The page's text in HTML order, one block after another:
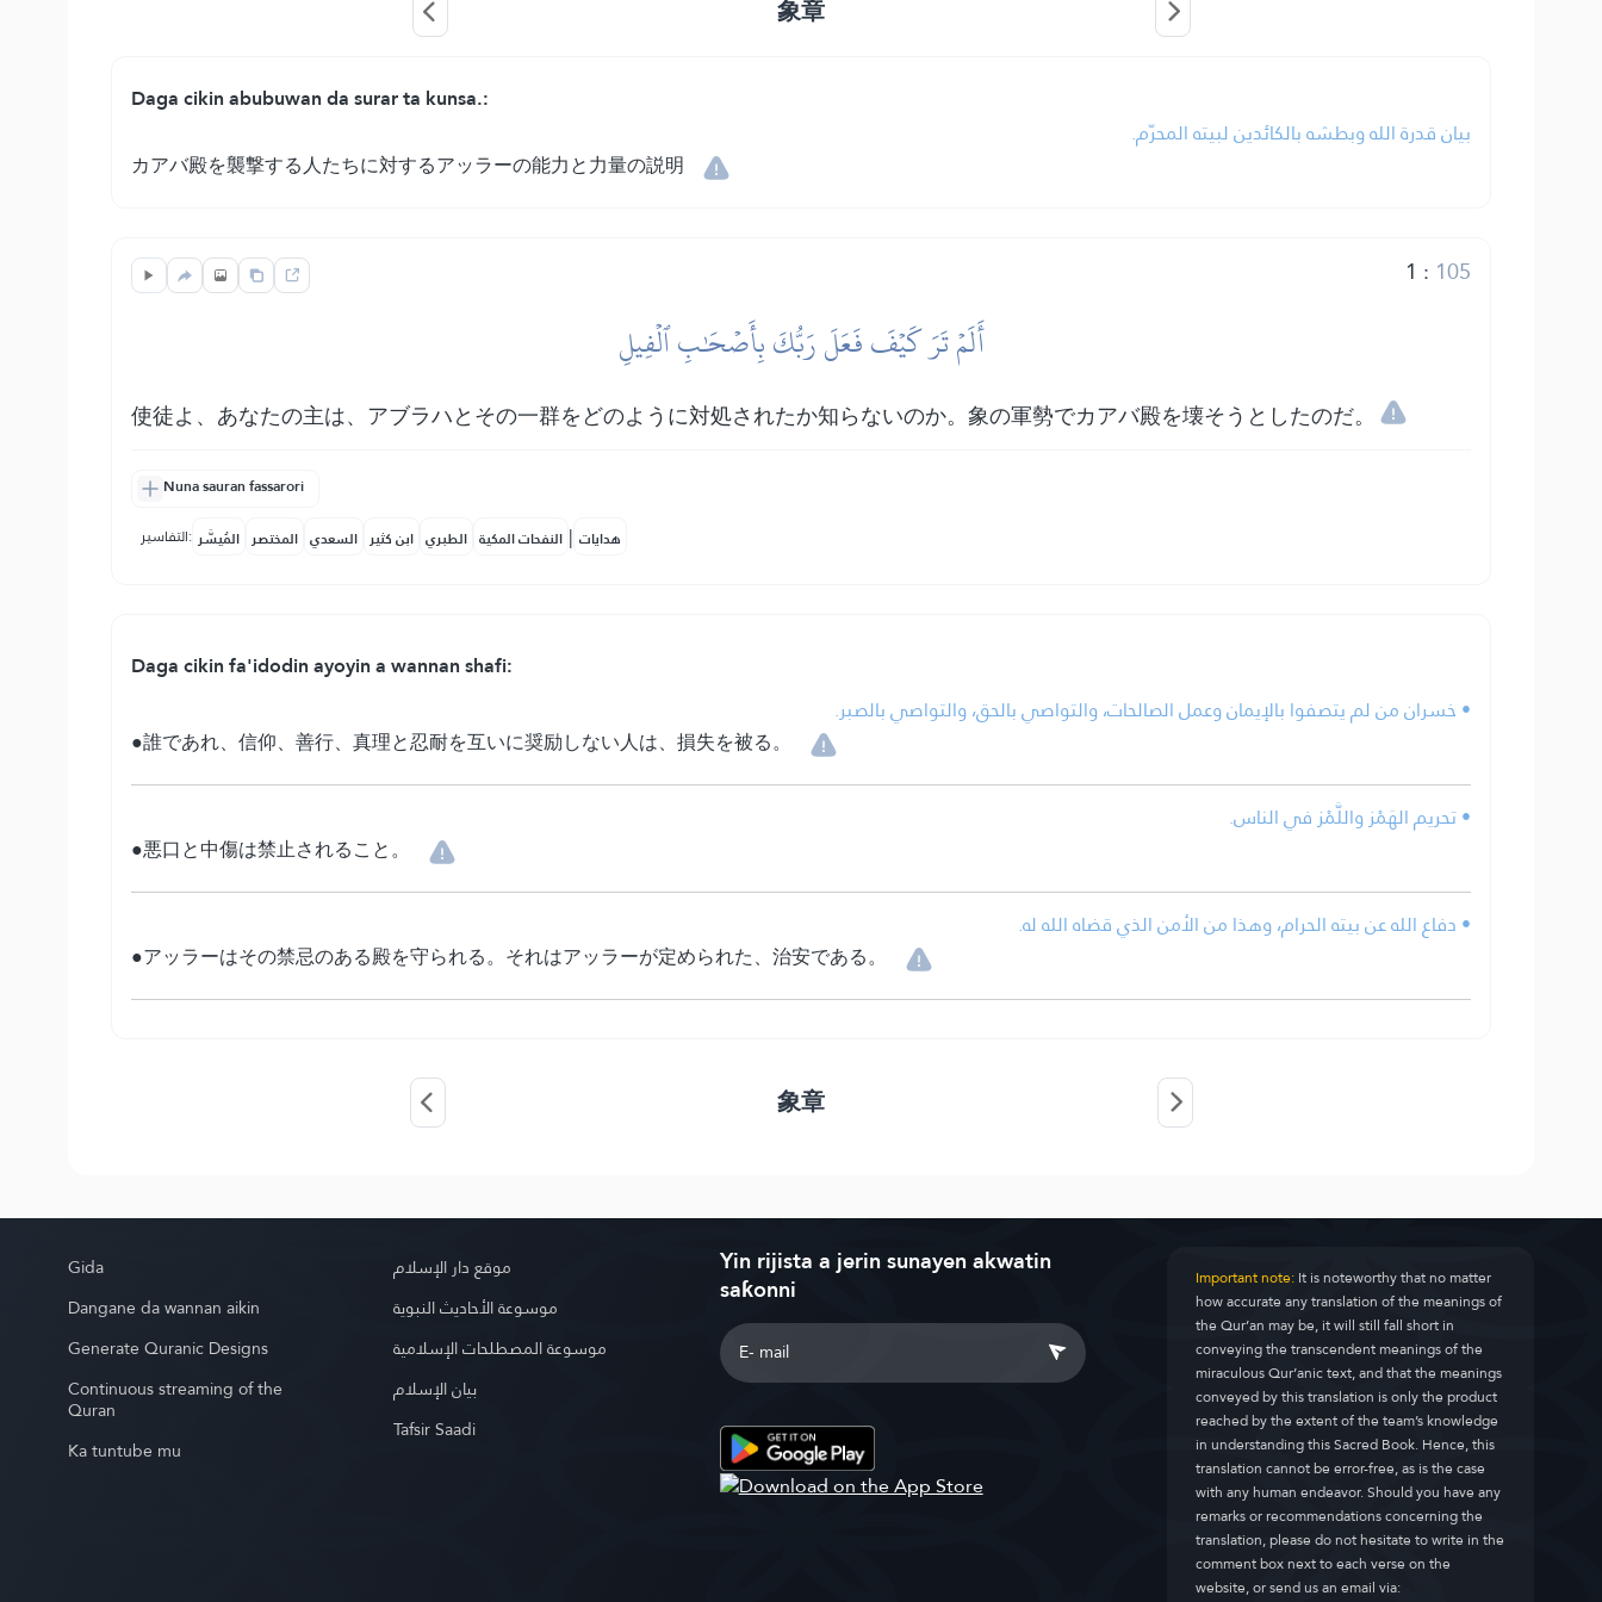
象章
Daga cikin abubuwan da surar ta kunsa.:
بيان قدرة الله وبطشه بالكائدين لبيته المحرّم.
カアバ殿を襲撃する人たちに対するアッラーの能力と力量の説明
1 : 105
أَلَمۡ تَرَ كَيۡفَ فَعَلَ رَبُّكَ بِأَصۡحَٰبِ ٱلۡفِيلِ
使徒よ、あなたの主は、アブラハとその一群をどのように対処されたか知らないのか。象の軍勢でカアバ殿を壊そうとしたのだ。
Nuna sauran fassarori
التفاسير: المُيسَّر المختصر السعدي ابن كثير الطبري النفحات المكية | هدايات
Daga cikin fa'idodin ayoyin a wannan shafi:
• خسران من لم يتصفوا بالإيمان وعمل الصالحات، والتواصي بالحق، والتواصي بالصبر.
●誰であれ、信仰、善行、真理と忍耐を互いに奨励しない人は、損失を被る。
• تحريم الهَمْز واللَّمْز في الناس.
●悪口と中傷は禁止されること。
• دفاع الله عن بيته الحرام، وهذا من الأمن الذي قضاه الله له.
●アッラーはその禁忌のある殿を守られる。それはアッラーが定められた、治安である。
象章
Gida
Dangane da wannan aikin
Generate Quranic Designs
Continuous streaming of the
Quran
Ka tuntube mu
موقع دار الإسلام
موسوعة الأحاديث النبوية
موسوعة المصطلحات الإسلامية
بيان الإسلام
Tafsir Saadi
Yin rijista a jerin sunayen akwatin
saƙonni Important note:It is noteworthy that no matter
how accurate any translation of the meanings of
the Qur’an may be, it will still fall short in
conveying the transcendent meanings of the
miraculous Qur’anic text, and that the meanings
conveyed by this translation is only the product
reached by the extent of the team’s knowledge
in understanding this Sacred Book. Hence, this
translation cannot be error-free, as is the case
with any human endeavor. Should you have any
remarks or recommendations concerning the
translation, please do not hesitate to write in the
comment box next to each verse on the
website, or send us an email via: